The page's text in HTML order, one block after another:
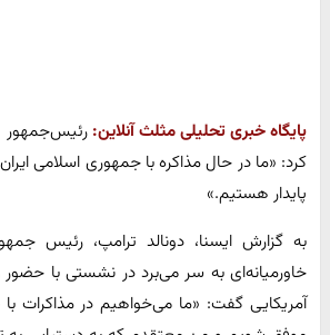
پایگاه خبری تحلیلی مثلث آنلاین: رئیس‌جمهور
کرد: «ما در حال مذاکره با جمهوری اسلامی
پایدار هستیم.»
به گزارش ایسنا، دونالد ترامپ، رئیس
خاورمیانه‌ای به سر می‌برد در نشستی با حضور
آمریکایی گفت: «ما می‌خواهیم در مذاکرات